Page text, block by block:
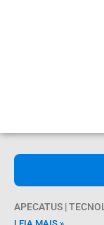
APECATUS |